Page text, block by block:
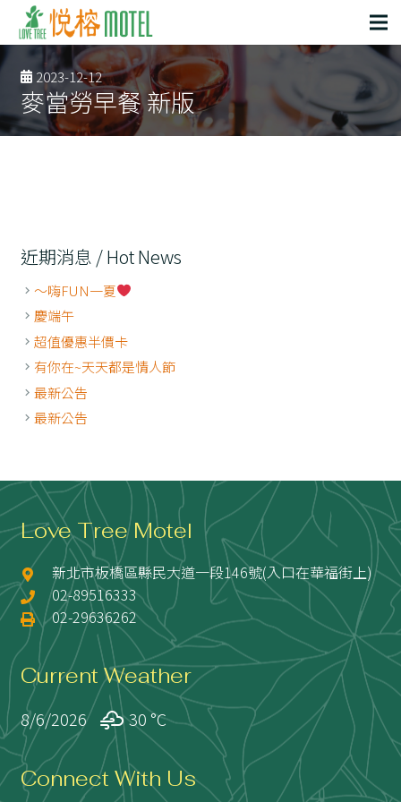
2023-12-12
麥當勞早餐 新版
近期消息 / Hot News
～嗨FUN一夏
慶端午
超值優惠半價卡
有你在~天天都是情人節
最新公告
最新公告
Love Tree Motel
新北市板橋區縣民大道一段146號(入口在華福街上)
02-89516333
02-29636262
Current Weather
8/6/2026 30 °C
Connect With Us